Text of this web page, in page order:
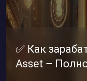
✅ Как
Asset –